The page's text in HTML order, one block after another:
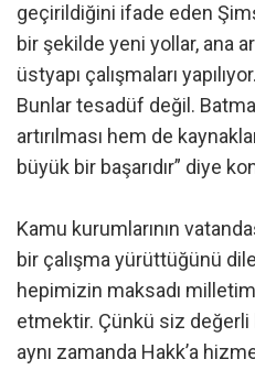
geçirildiğini ifade eden
bir şekilde yeni yollar, ana
üstyapı çalışmaları
Bunlar tesadüf değil.
artırılması hem de
büyük bir başarıdır” diye
Kamu kurumlarının
bir çalışma yürüttüğünü
hepimizin maksadı
etmektir. Çünkü siz
aynı zamanda Hakk’a